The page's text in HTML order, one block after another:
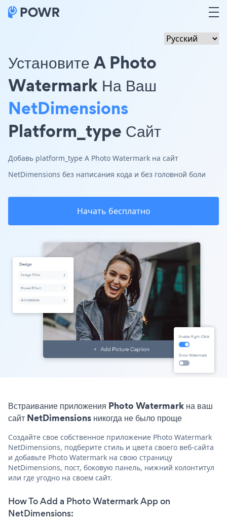
Установите A Photo
Watermark На Ваш
NetDimensions
Platform_type Сайт
Добавь platform_type A Photo Watermark на сайт
NetDimensions без написания кода и без головной боли
Начать бесплатно
Встраивание приложения Photo Watermark на ваш
сайт NetDimensions никогда не было проще
Создайте свое собственное приложение Photo Watermark
NetDimensions, подберите стиль и цвета своего веб-сайта
и добавьте Photo Watermark на свою страницу
NetDimensions, пост, боковую панель, нижний колонтитул
или где угодно на своем сайт.
How To Add a Photo Watermark App on
NetDimensions: